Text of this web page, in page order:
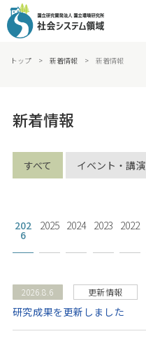
トップ > 新着情報 > 新着情報
新着情報
すべて イベント・講演
202
6
2025 2024 2023 2022
2026.8.6 更新情報
研究成果を更新しました